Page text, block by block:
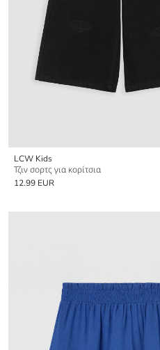
LCW Kids
Τζιν σορτς για κορίτσια
12.99 EUR